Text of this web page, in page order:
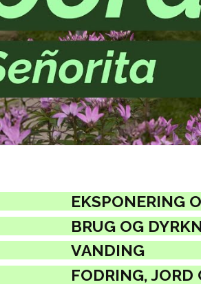
EKSPONERING
BRUG OG
VANDING
FODRING, JORD